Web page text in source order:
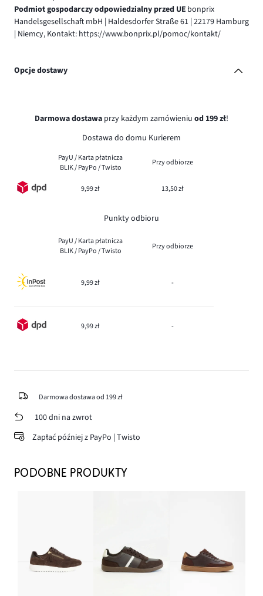
Podmiot gospodarczy odpowiedzialny przed UE bonprix
Handelsgesellschaft mbH | Haldesdorfer Straße 61 | 22179 Hamburg
| Niemcy, Kontakt: https://www.bonprix.pl/pomoc/kontakt/
Opcje dostawy
Darmowa dostawa przy każdym zamówieniu od 199 zł!
Dostawa do domu Kurierem
PayU / Karta płatnicza
BLIK / PayPo / Twisto
Przy odbiorze
9,99 zł 13,50 zł
Punkty odbioru
PayU / Karta płatnicza
BLIK / PayPo / Twisto
Przy odbiorze
9,99 zł -
9,99 zł -
Darmowa dostawa od 199 zł
100 dni na zwrot
Zapłać później z PayPo | Twisto
PODOBNE PRODUKTY